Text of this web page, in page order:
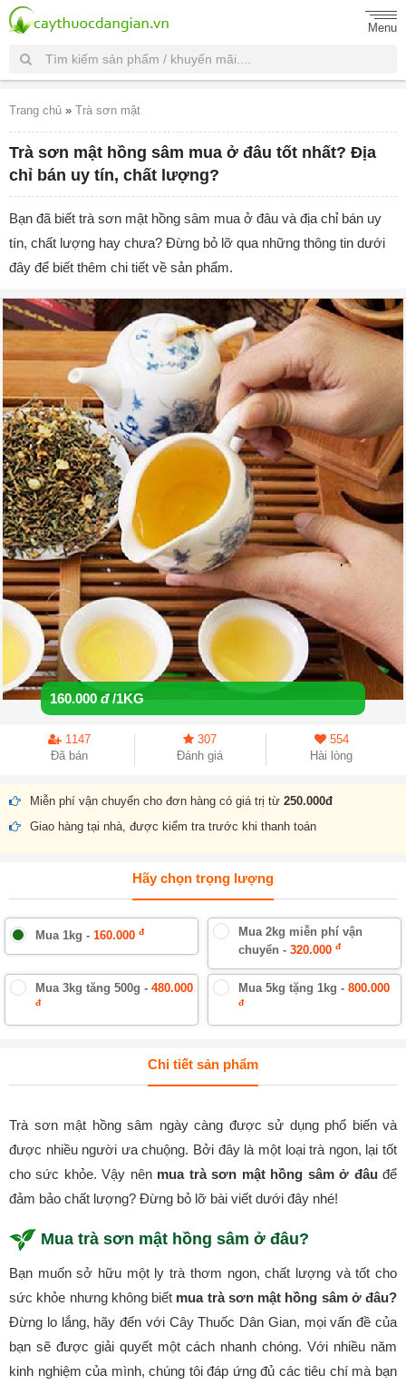
Menu
Trang chủ » Trà sơn mật
Trà sơn mật hồng sâm mua ở đâu tốt nhất? Địa
chỉ bán uy tín, chất lượng?
Bạn đã biết trà sơn mật hồng sâm mua ở đâu và địa chỉ bán uy
tín, chất lượng hay chưa? Đừng bỏ lỡ qua những thông tin dưới
đây để biết thêm chi tiết về sản phẩm.
160.000 đ /1KG
1147
Đã bán
307
Đánh giá
554
Hài lòng
Miễn phí vận chuyển cho đơn hàng có giá trị từ 250.000đ
Giao hàng tại nhà, được kiểm tra trước khi thanh toán
Hãy chọn trọng lượng
Mua 1kg - 160.000 đ
Mua 2kg miễn phí vận
chuyển - 320.000 đ
Mua 3kg tăng 500g - 480.000
đ
Mua 5kg tặng 1kg - 800.000
đ
Chi tiết sản phẩm
Trà sơn mật hồng sâm ngày càng được sử dụng phổ biến và
được nhiều người ưa chuộng. Bởi đây là một loại trà ngon, lại tốt
cho sức khỏe. Vậy nên mua trà sơn mật hồng sâm ở đâuđể
đảm bảo chất lượng? Đừng bỏ lỡ bài viết dưới đây nhé!
Mua trà sơn mật hồng sâm ở đâu?
Bạn muốn sở hữu một ly trà thơm ngon, chất lượng và tốt cho
sức khỏe nhưng không biết mua trà sơn mật hồng sâm ở đâu?
Đừng lo lắng, hãy đến với Cây Thuốc Dân Gian, mọi vấn đề của
bạn sẽ được giải quyết một cách nhanh chóng. Với nhiều năm
kinh nghiệm của mình, chúng tôi đáp ứng đủ các tiêu chí mà bạn